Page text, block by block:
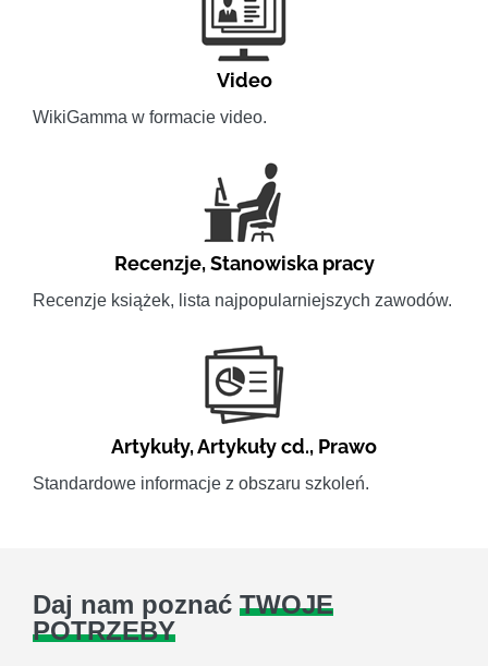
Video
WikiGamma w formacie video.
Recenzje,Stanowiska pracy
Recenzje książek, lista najpopularniejszych zawodów.
Artykuły,Artykuły cd., Prawo
Standardowe informacje z obszaru szkoleń.
Daj nam poznać TWOJE
POTRZEBY